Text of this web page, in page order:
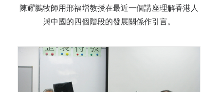
陳耀鵬牧師用邢福增教授在最近一個講座理解香港人
與中國的四個階段的發展關係作引言。